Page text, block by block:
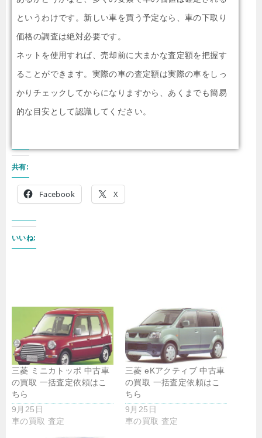
というわけです。新しい車を買う予定なら、車の下取り
価格の調査は絶対必要です。
ネットを使用すれば、売却前に大まかな査定額を把握す
ることができます。実際の車の査定額は実際の車をしっ
かりチェックしてからになりますから、あくまでも簡易
的な目安として認識してください。
共有:
Facebook X
いいね:
三菱 ミニカトッポ 中古車
の買取 一括査定依頼はこ
ちら
9月25日
車の買取 査定
三菱 eKアクティブ 中古車
の買取 一括査定依頼はこ
ちら
9月25日
車の買取 査定